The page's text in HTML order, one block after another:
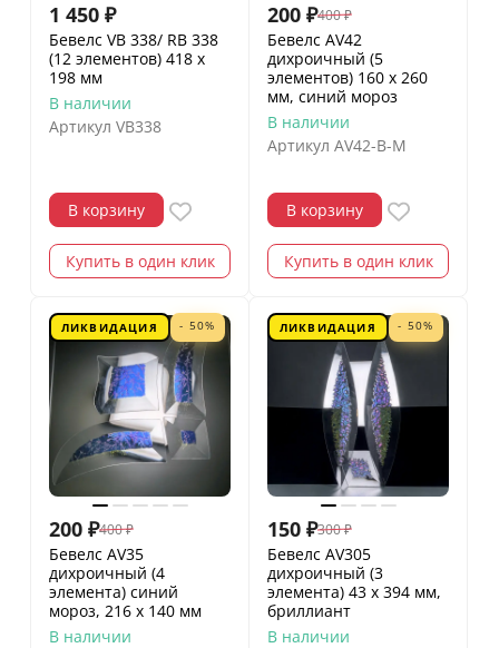
1 450 ₽
Бевелс VB 338/ RB 338
(12 элементов) 418 х
198 мм
В наличии
Артикул VB338
В корзину
Купить в один клик
200 ₽400 ₽
Бевелс AV42
дихроичный (5
элементов) 160 х 260
мм, синий мороз
В наличии
Артикул AV42-B-M
В корзину
Купить в один клик
ЛИКВИДАЦИЯ - 50%
200 ₽400 ₽
Бевелс AV35
дихроичный (4
элемента) синий
мороз, 216 х 140 мм
В наличии
ЛИКВИДАЦИЯ - 50%
150 ₽300 ₽
Бевелс AV305
дихроичный (3
элемента) 43 х 394 мм,
бриллиант
В наличии